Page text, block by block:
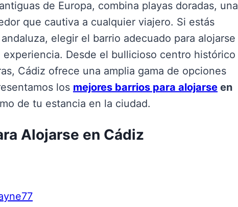
de Europa, combina playas doradas, una
que cautiva a cualquier viajero. Si estás
elegir el barrio adecuado para alojarse
Desde el bullicioso centro histórico
Cádiz ofrece una amplia gama de opciones
los mejores barrios para alojarse en
de tu estancia en la ciudad.
Alojarse en Cádiz